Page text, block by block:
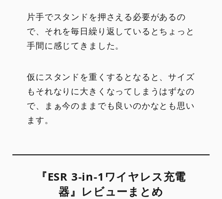
片手でスタンドを押さえる必要があるの
で、それを毎日繰り返しているとちょっと
手間に感じてきました。
仮にスタンドを重くするとなると、サイズ
もそれなりに大きくなってしまうはずなの
で、まぁ今のままでも良いのかなとも思い
ます。
『ESR 3-in-1ワイヤレス充電
器』レビューまとめ